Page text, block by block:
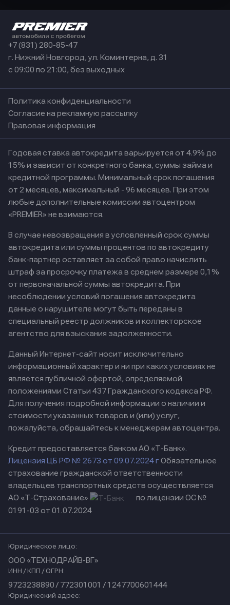
+7 (831) 280-85-47
г. Нижний Новгород, ул. Коминтерна, д. 31
с 09:00 по 21:00, без выходных
Политика конфиденциальности
Согласие на рекламную рассылку
Правовая информация
Годовая ставка автокредита варьируется от 4.9% до
15% и зависит от конкретного банка, суммы займа и
кредитной программы. Минимальный срок погашения
от 2 месяцев, максимальный - 96 месяцев. При этом
любые дополнительные комиссии автоцентром
«PREMIER» не взимаются.
В случае невозвращения в условленный срок суммы
автокредита или суммы процентов по автокредиту
банк-партнер оставляет за собой право начислить
штраф за просрочку платежа в среднем размере 0,1%
от первоначальной суммы автокредита. При
несоблюдении условий погашения автокредита
данные о нарушителе могут быть переданы в
специальный реестр должников и коллекторское
агентство для взыскания задолженности.
Данный Интернет-сайт носит исключительно
информационный характер и ни при каких условиях не
является публичной офертой, определяемой
положениями Статьи 437 Гражданского кодекса РФ.
Для получения подробной информации о наличии и
стоимости указанных товаров и (или) услуг,
пожалуйста, обращайтесь к менеджерам автоцентра.
Кредит предоставляется банком АО «Т-Банк».
Лицензия ЦБ РФ № 2673 от 09.07.2024 гОбязательное
страхование гражданской ответственности
владельцев транспортных средств осуществляется
АО «Т-Страхование»
по лицензии ОС №
0191-03 от 01.07.2024
Юридическое лицо:
ООО «ТЕХНОДРАЙВ-ВГ»
ИНН / КПП / ОГРН:
9723238890 / 772301001 / 1247700601444
Юридический адрес: